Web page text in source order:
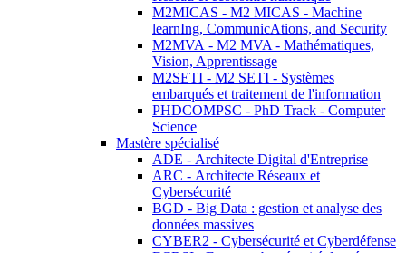
M2MICAS - M2 MICAS - Machine
learnIng, CommunicAtions, and Security
M2MVA - M2 MVA - Mathématiques,
Vision, Apprentissage
M2SETI - M2 SETI - Systèmes
embarqués et traitement de l'information
PHDCOMPSC - PhD Track - Computer
Science
Mastère spécialisé
ADE - Architecte Digital d'Entreprise
ARC - Architecte Réseaux et
Cybersécurité
BGD - Big Data : gestion et analyse des
données massives
CYBER2 - Cybersécurité et Cyberdéfense